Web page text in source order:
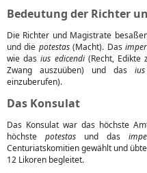
Bedeutung der Richter
Die Richter und Magistrate
und die potestas(Macht). Das
wie dasius edicendi(Recht, Edikte
Zwang auszuüben) und das
einzuberufen).
Das Konsulat
Das Konsulat war das höchste
höchstepotestas und das
Centuriatskomitien gewählt und
12 Likoren begleitet.